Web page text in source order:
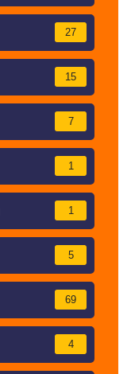
27
15
7
1
1
5
69
4